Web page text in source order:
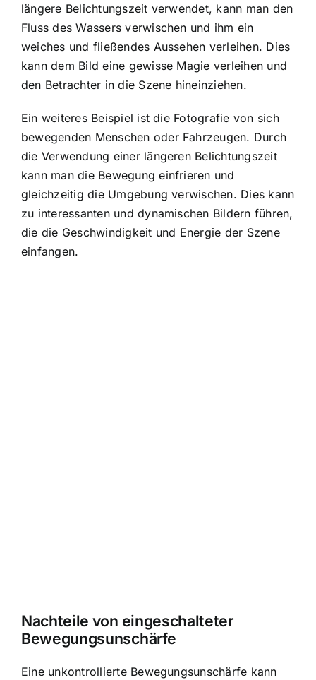
längere Belichtungszeit verwendet, kann man den
Fluss des Wassers verwischen und ihm ein
weiches und fließendes Aussehen verleihen. Dies
kann dem Bild eine gewisse Magie verleihen und
den Betrachter in die Szene hineinziehen.
Ein weiteres Beispiel ist die Fotografie von sich
bewegenden Menschen oder Fahrzeugen. Durch
die Verwendung einer längeren Belichtungszeit
kann man die Bewegung einfrieren und
gleichzeitig die Umgebung verwischen. Dies kann
zu interessanten und dynamischen Bildern führen,
die die Geschwindigkeit und Energie der Szene
einfangen.
Nachteile von eingeschalteter
Bewegungsunschärfe
Eine unkontrollierte Bewegungsunschärfe kann